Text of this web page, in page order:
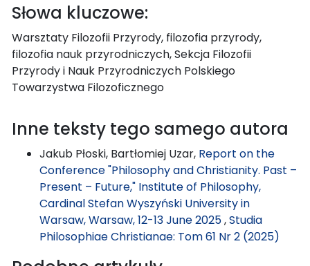
Słowa kluczowe:
Warsztaty Filozofii Przyrody, filozofia przyrody,
filozofia nauk przyrodniczych, Sekcja Filozofii
Przyrody i Nauk Przyrodniczych Polskiego
Towarzystwa Filozoficznego
Inne teksty tego samego autora
Jakub Płoski, Bartłomiej Uzar, Report on the
Conference "Philosophy and Christianity. Past –
Present – Future," Institute of Philosophy,
Cardinal Stefan Wyszyński University in
Warsaw, Warsaw, 12-13 June 2025,Studia
Philosophiae Christianae: Tom 61 Nr 2 (2025)